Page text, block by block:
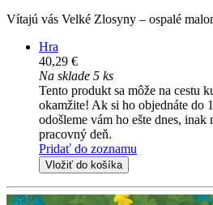
Vítajú vás Velké Zlosyny – ospalé
Hra
40,29 €
Na sklade 5 ks
Tento produkt sa môže na cestu
okamžite! Ak si ho objednáte do
odošleme vám ho ešte dnes, inak
pracovný deň.
Pridať do zoznamu
Vložiť do košíka